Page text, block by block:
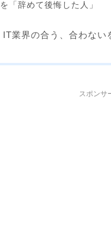
「辞めて後悔した人」
IT業界の合う、合わない
スポンサ